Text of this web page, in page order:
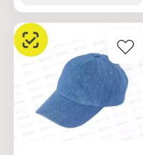
Тип товара: Бейсболка
Крой: 6-ти клинка
Вид: комбинированная с
Размер: 56-58
Цвет: белый
Материал: хлопок,
полиэстер
Состав: 60% хлопок, 40%